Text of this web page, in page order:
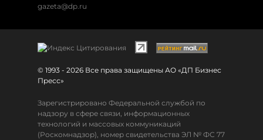
gazeta@dp.ru
© 1993 - 2026 Все права защищены АО «ДП Бизнес
Пресс»
Зарегистрировано Федеральной службой по
надзору в сфере связи, информационных
технологий и массовых коммуникаций
(Роскомнадзор), номер свидетельства ЭЛ № ФС 77